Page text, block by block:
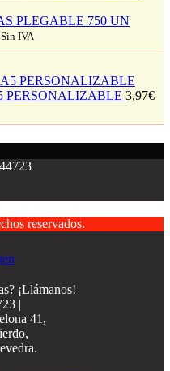
PLEGABLE 750 UN
Sin IVA
PERSONALIZABLE 3,97€
reservados.
¡Llámanos!
|
41,